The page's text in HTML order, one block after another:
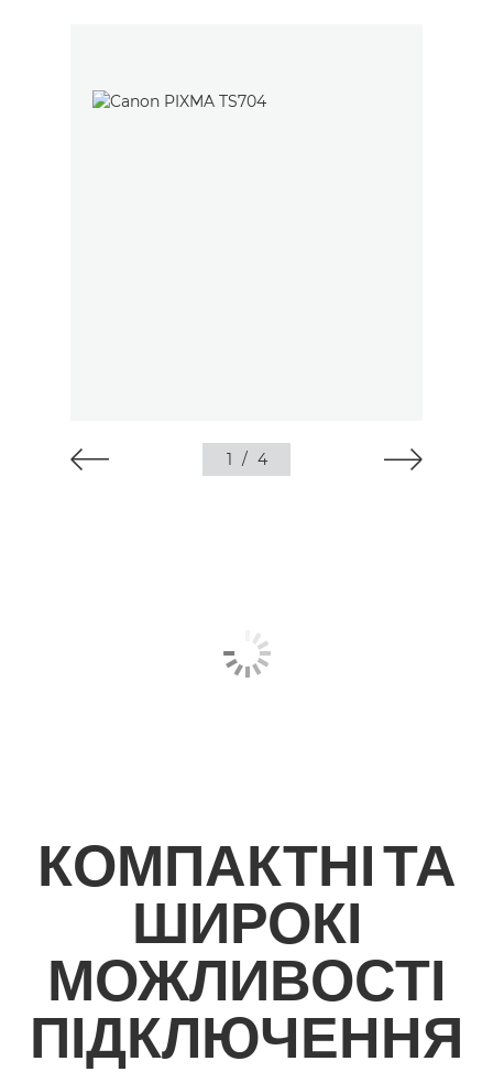
1 / 4
КОМПАКТНІ ТА
ШИРОКІ
МОЖЛИВОСТІ
ПІДКЛЮЧЕННЯ